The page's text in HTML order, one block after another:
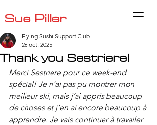
Sue Piller
Thank you Sestriere!
Flying Sushi Support Club
26 oct. 2025
Merci Sestriere pour ce week-end
spécial! Je n’ai pas pu montrer mon
meilleur ski, mais j‘ai appris beaucoup
de choses et j‘en ai encore beaucoup à
apprendre. Je vais continuer à travailer